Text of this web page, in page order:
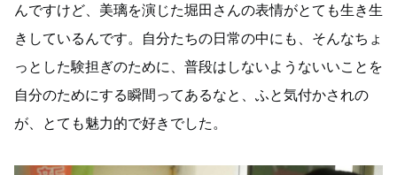
んですけど、美璃を演じた堀田さんの表情がとても生き生
きしているんです。自分たちの日常の中にも、そんなちょ
っとした験担ぎのために、普段はしないようないいことを
自分のためにする瞬間ってあるなと、ふと気付かされの
が、とても魅力的で好きでした。